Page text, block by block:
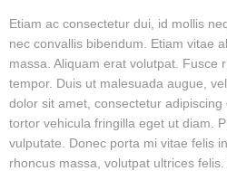
Etiam ac consectetur dui, id mollis
nec convallis bibendum. Etiam vitae
massa. Aliquam erat volutpat. Fusce
tempor. Duis ut malesuada augue,
dolor sit amet, consectetur adipiscing
tortor vehicula fringilla eget ut diam.
vulputate. Donec porta mi vitae felis
rhoncus massa, volutpat ultrices